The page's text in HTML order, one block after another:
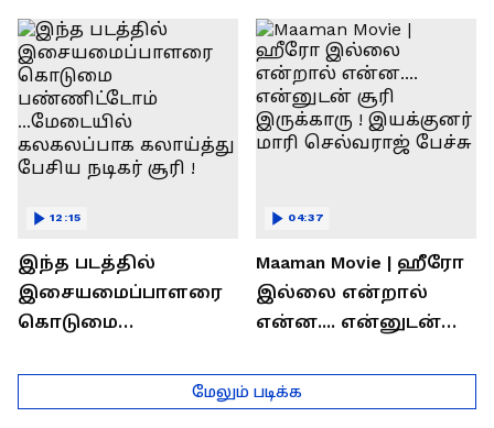
ரொக்கம் எவ்வளவு
தெரியுமா?
இருக்கிறது !
லோகேஷ் கனகராஜ்
பேச்சு !
இந்த படத்தில்
இசையமைப்பாளரை
கொடுமை
...மேடையில்
கலகலப்பாக
12:15
Maaman Movie | ஹீரோ
இல்லை என்றால்
என்ன.... என்னுடன்
இயக்குனர் மாரி
செல்வராஜ் பேச்சு
04:37
மேலும் படிக்க